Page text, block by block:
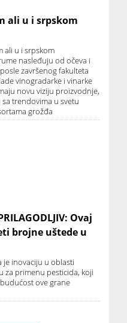
ali u i srpskom
ali u i srpskom
nasleđuju od očeva i
završenog fakulteta
vinogradarke i vinarke
novu viziju proizvodnje,
trendovima u svetu
grožđa
Ovaj
brojne uštede u
je inovaciju u oblasti
za primenu pesticida, koji
ove grane